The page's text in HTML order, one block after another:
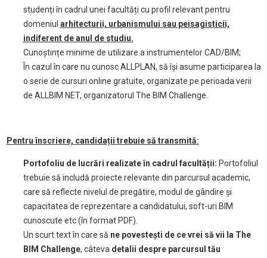
studenți în cadrul unei facultăți cu profil relevant pentru
domeniul arhitecturii, urbanismului sau peisagisticii,
indiferent de anul de studiu.
Cunoștințe minime de utilizare a instrumentelor CAD/BIM;
În cazul în care nu cunosc ALLPLAN, să își asume participarea la
o serie de cursuri online gratuite, organizate pe perioada verii
de ALLBIM NET, organizatorul The BIM Challenge.
Pentru înscriere, candidații trebuie să transmită:
Portofoliu de lucrări realizate în cadrul facultății: Portofoliul
trebuie să includă proiecte relevante din parcursul academic,
care să reflecte nivelul de pregătire, modul de gândire și
capacitatea de reprezentare a candidatului, soft-uri BIM
cunoscute etc (în format PDF).
Un scurt text în care să ne povestești de ce vrei să vii la The
BIM Challenge, câteva detalii despre parcursul tău